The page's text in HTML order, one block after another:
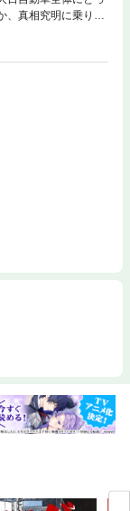
真相究明に乗りだ
サはますます信ぴょ